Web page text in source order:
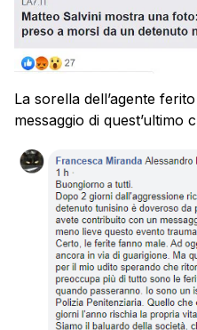
La sorella dell’agente
messaggio di quest’ultimo